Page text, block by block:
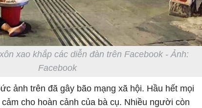
xao khắp các diễn đàn trên Facebook - Ảnh:
Facebook
ảnh trên đã gây bão mạng xã hội. Hầu hết mọi
cho hoàn cảnh của bà cụ. Nhiều người còn